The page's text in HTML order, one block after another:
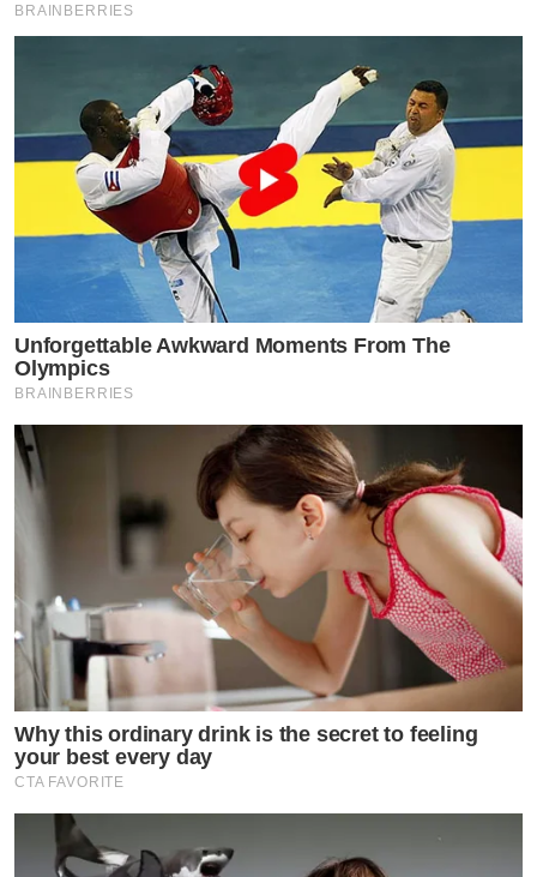
BRAINBERRIES
Unforgettable Awkward Moments From The
Olympics
BRAINBERRIES
Why this ordinary drink is the secret to feeling
your best every day
CTA FAVORITE